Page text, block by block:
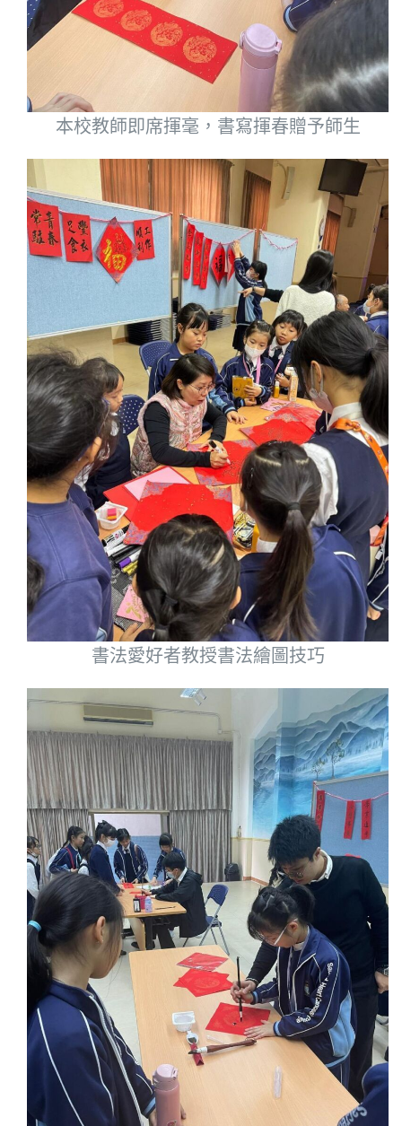
本校教師即席揮毫，書寫揮春贈予師生
書法愛好者教授書法繪圖技巧